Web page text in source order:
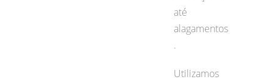
até
alagamentos
.
Utilizamos